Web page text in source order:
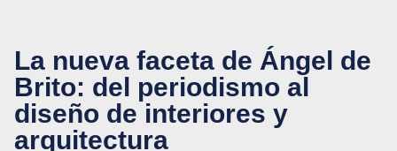
La nueva faceta de Ángel de
Brito: del periodismo al
diseño de interiores y
arquitectura